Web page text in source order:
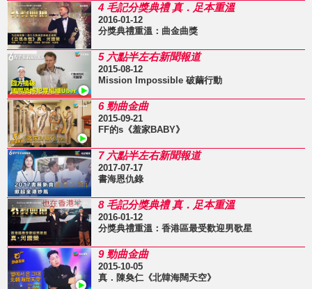
4 毛記分獎典禮 真．足本重溫
2016-01-12
分獎典禮重溫：曲金曲獎
5 六點半左右新聞報道
2015-08-12
Mission Impossible 破繭行動
6 勁曲金曲
2015-09-21
FF的s《羞家BABY》
7 六點半左右新聞報道
2017-07-17
書海恩仇錄
8 毛記分獎典禮 真．足本重溫
2016-01-12
分獎典禮重溫：香港區最受歡迎男歌星
9 勁曲金曲
2015-10-05
真．陳奐仁《北韓海闊天空》